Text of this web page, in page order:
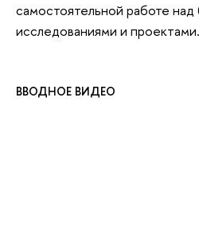
самостоятельной работе
исследованиями и проектами.
ВВОДНОЕ ВИДЕО